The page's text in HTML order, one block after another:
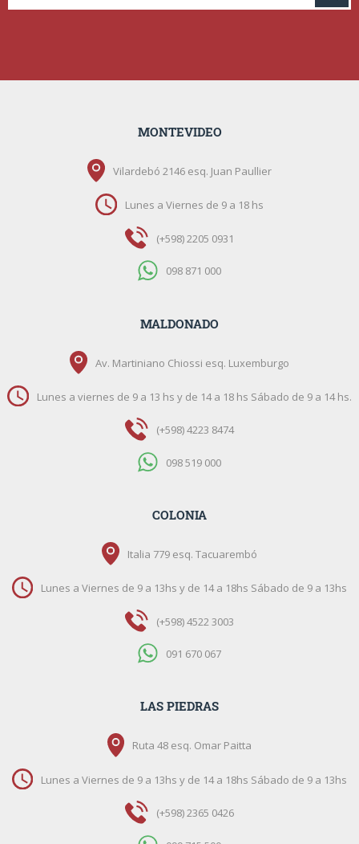
MONTEVIDEO
Vilardebó 2146 esq. Juan Paullier
Lunes a Viernes de 9 a 18 hs
(+598) 2205 0931
098 871 000
MALDONADO
Av. Martiniano Chiossi esq. Luxemburgo
Lunes a viernes de 9 a 13 hs y de 14 a 18 hs Sábado de 9 a 14 hs.
(+598) 4223 8474
098 519 000
COLONIA
Italia 779 esq. Tacuarembó
Lunes a Viernes de 9 a 13hs y de 14 a 18hs Sábado de 9 a 13hs
(+598) 4522 3003
091 670 067
LAS PIEDRAS
Ruta 48 esq. Omar Paitta
Lunes a Viernes de 9 a 13hs y de 14 a 18hs Sábado de 9 a 13hs
(+598) 2365 0426